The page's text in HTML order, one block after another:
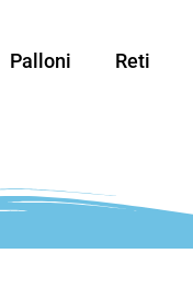
Palloni Reti